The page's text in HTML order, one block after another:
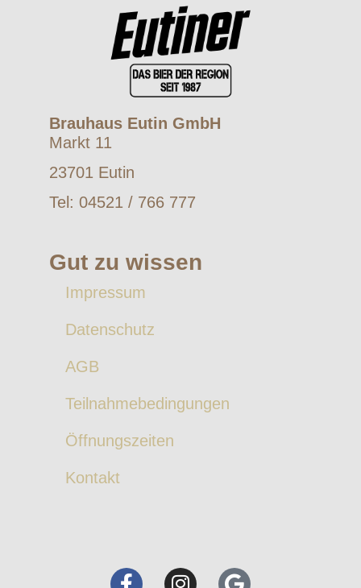
Brauhaus Eutin GmbH
Markt 11
23701 Eutin
Tel: 04521 / 766 777
Gut zu wissen
Impressum
Datenschutz
AGB
Teilnahmebedingungen
Öffnungszeiten
Kontakt